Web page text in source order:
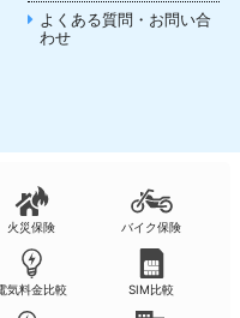
よくある質問・お問い合
わせ
火災保険 バイク保険
気料金比較 SIM比較